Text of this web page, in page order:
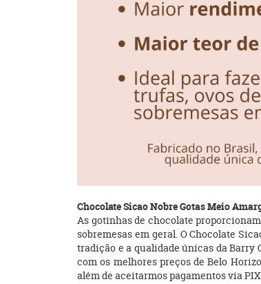
Chocolate Sicao Nobre Gotas Meio
As gotinhas de chocolate
sobremesas em geral. O Chocolate
tradição e a qualidade únicas da Barry
com os melhores preços de Belo
além de aceitarmos pagamentos via